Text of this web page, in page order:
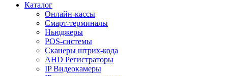
Каталог
Онлайн-кассы
Смарт-терминалы
Ньюджеры
POS-системы
Сканеры штрих-кода
AHD Регистраторы
IP Видеокамеры